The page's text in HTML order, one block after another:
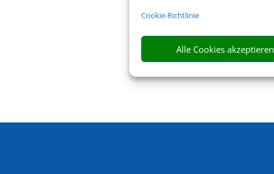
Cookie-Richtlinie
Alle Cookies akzeptieren